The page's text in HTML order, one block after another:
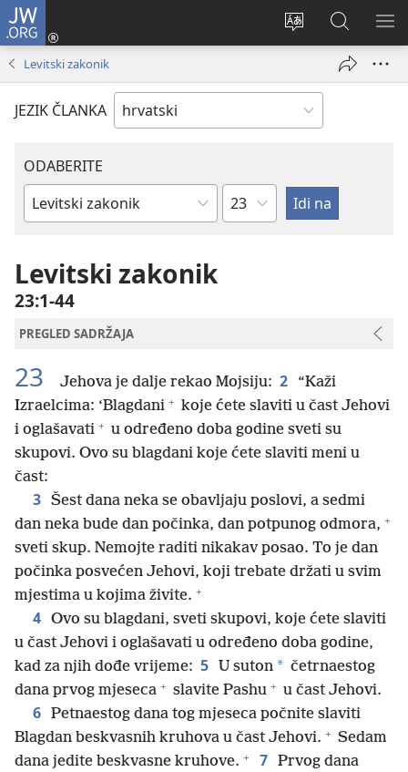
JW.ORG
Promijeni
Prijava
(otvara
prozor)
JW.ORG
|
Pretraga
Levitski zakonik
JEZIK ČLANKA
ODABERITE
Biblijska
Poglavlje
Levitski zakonik
23:1-44
PREGLED SADRŽAJA
23 Jehova je dalje rekao Mojsiju: 2
“Kaži
Izraelcima: ‘Blagdani + koje ćete slaviti u čast Jehovi
i oglašavati + u određeno doba godine sveti su
skupovi. Ovo su blagdani koje ćete slaviti meni u
čast:
3 Šest dana neka se obavljaju poslovi, a sedmi
dan neka bude dan počinka, dan potpunog odmora, +
sveti skup. Nemojte raditi nikakav posao. To je dan
počinka posvećen Jehovi, koji trebate držati u svim
mjestima u kojima živite. +
4 Ovo su blagdani, sveti skupovi, koje ćete slaviti
u čast Jehovi i oglašavati u određeno doba godine,
kad za njih dođe vrijeme: 5 U suton * četrnaestog
dana prvog mjeseca + slavite Pashu + u čast Jehovi.
6 Petnaestog dana tog mjeseca počnite slaviti
Blagdan beskvasnih kruhova u čast Jehovi. + Sedam
dana jedite beskvasne kruhove. + 7 Prvog dana